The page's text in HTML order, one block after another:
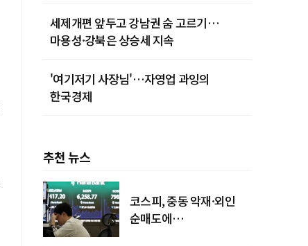
세제개편 앞두고 강남권 숨 고르기…
마용성·강북은 상승세 지속
'여기저기 사장님'…자영업 과잉의
한국경제
추천 뉴스
코스피, 중동 악재·외인
순매도에